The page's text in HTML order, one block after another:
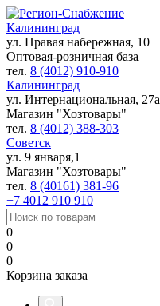
Калининград
ул. Правая набережная, 10
Оптовая-розничная база
тел. 8 (4012) 910-910
Калининград
ул. Интернациональная, 27а
Магазин "Хозтовары"
тел. 8 (4012) 388-303
Советск
ул. 9 января,1
Магазин "Хозтовары"
тел. 8 (40161) 381-96
+7 4012 910 910
0
0
0
Корзина заказа